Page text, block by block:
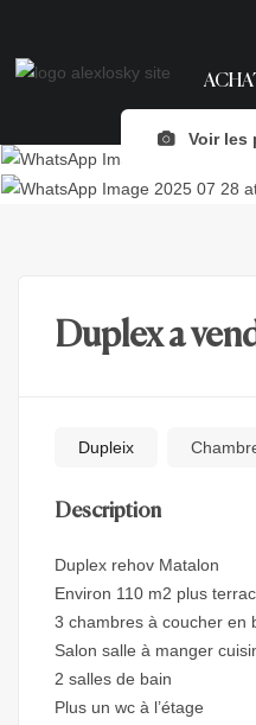
Voir les
Duplex a
Dupleix
Description
Duplex rehov Matalon
Environ 110 m2 plus
3 chambres à coucher en
Salon salle à manger
2 salles de bain
Plus un wc à l’étage